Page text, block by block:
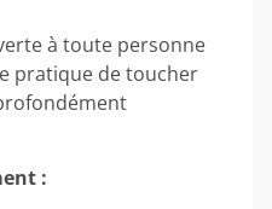
à toute personne
pratique de toucher
: